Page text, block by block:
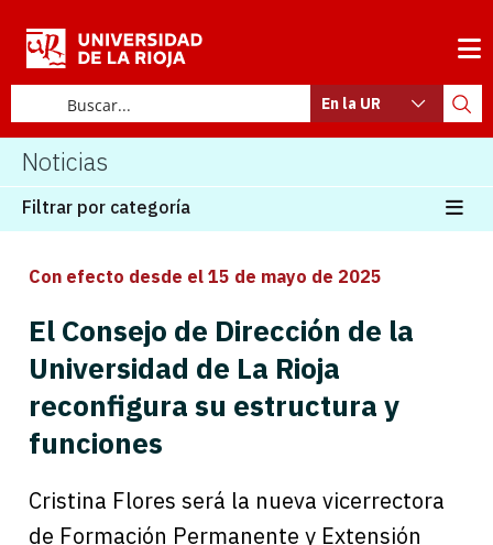
En la UR
Noticias
Filtrar por categoría
Con efecto desde el 15 de mayo de 2025
El Consejo de Dirección de la
Universidad de La Rioja
reconfigura su estructura y
funciones
Cristina Flores será la nueva vicerrectora
de Formación Permanente y Extensión